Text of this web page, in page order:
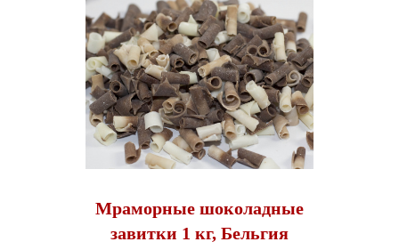
Мраморные шоколадные
завитки 1 кг, Бельгия